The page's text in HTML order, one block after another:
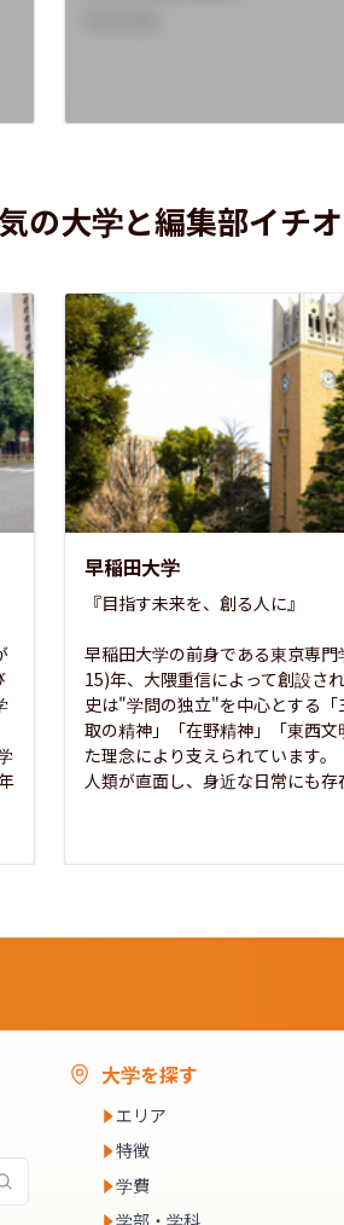
の大学と編集部イチ
早稲田大学
『目指す未来を、創る人に』
早稲田大学の前身である東京専
15)年、大隈重信によって創設さ
史は"学問の独立"を中心とする「
取の精神」「在野精神」「東西文
た理念により支えられています。
人類が直面し、身近な日常にも存
大学を探す
エリア
特徴
学費
学部・学科